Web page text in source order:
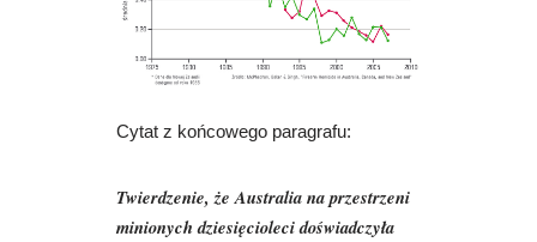
Cytat z końcowego paragrafu:
Twierdzenie, że Australia na przestrzeni
minionych dziesięcioleci doświadczyła